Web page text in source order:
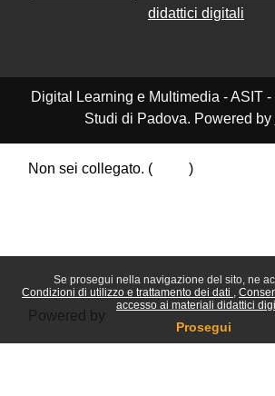
Se prosegui nella navigazione del sito, ne
Condizioni di utilizzo e trattamento dei dati
accesso ai materiali didattici
Prosegui
didattici digitali
Digital Learning e Multimedia - ASIT
Studi di Padova. Powered by
Non sei collegato. (
)
Powered by Moodle